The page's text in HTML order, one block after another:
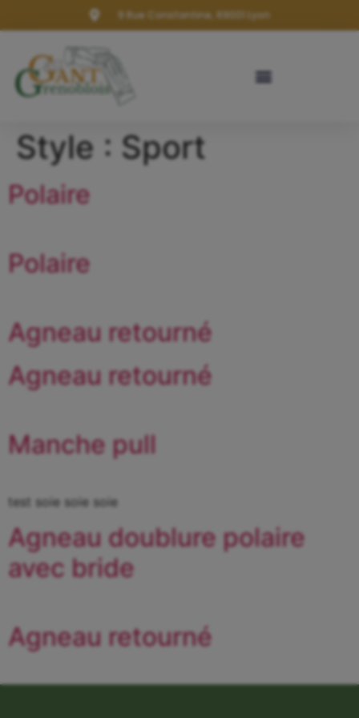
9 Rue Constantine, 69001 Lyon
Style : Sport
Polaire
Polaire
Agneau retourné
Agneau retourné
Manche pull
test soie soie soie
Agneau doublure polaire
avec bride
Agneau retourné